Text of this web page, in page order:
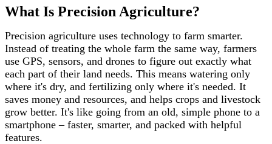
What Is Precision Agriculture?
Precision agriculture uses technology to farm smarter.
Instead of treating the whole farm the same way, farmers
use GPS, sensors, and drones to figure out exactly what
each part of their land needs. This means watering only
where it's dry, and fertilizing only where it's needed. It
saves money and resources, and helps crops and livestock
grow better. It's like going from an old, simple phone to a
smartphone – faster, smarter, and packed with helpful
features.